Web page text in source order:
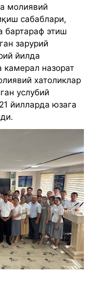
молиявий
сабаблари,
бартараф этиш
зарурий
йилда
камерал назорат
хатоликлар
услубий
йилларда юзага